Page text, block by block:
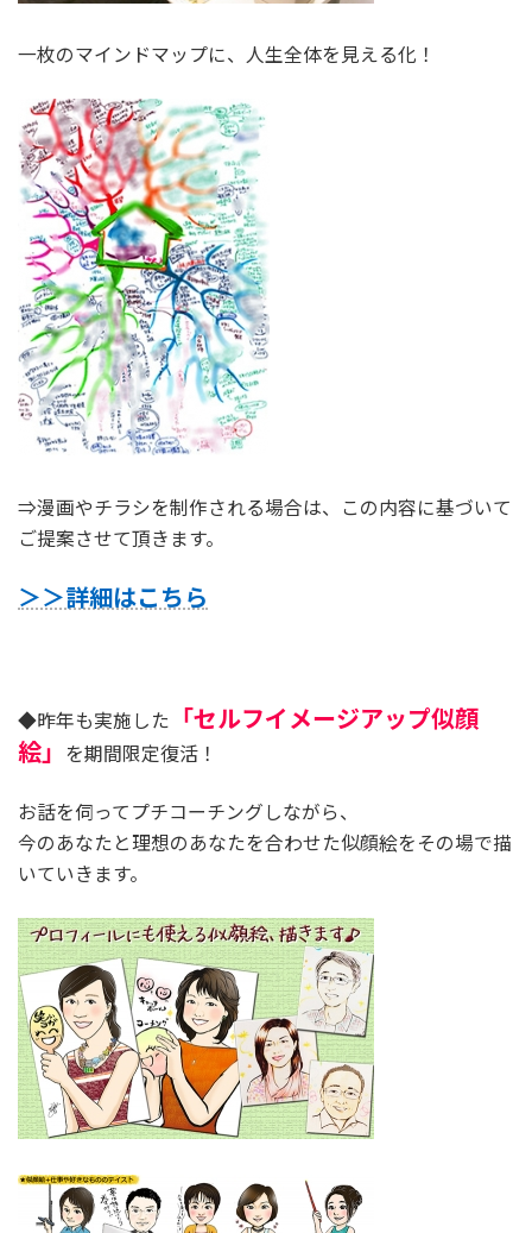
一枚のマインドマップに、人生全体を見える化！
⇒漫画やチラシを制作される場合は、この内容に基づいて
ご提案させて頂きます。
＞＞詳細はこちら
◆昨年も実施した
「セルフイメージアップ似顔
絵」
を期間限定復活！
お話を伺ってプチコーチングしながら、
今のあなたと理想のあなたを合わせた似顔絵をその場で描
いていきます。